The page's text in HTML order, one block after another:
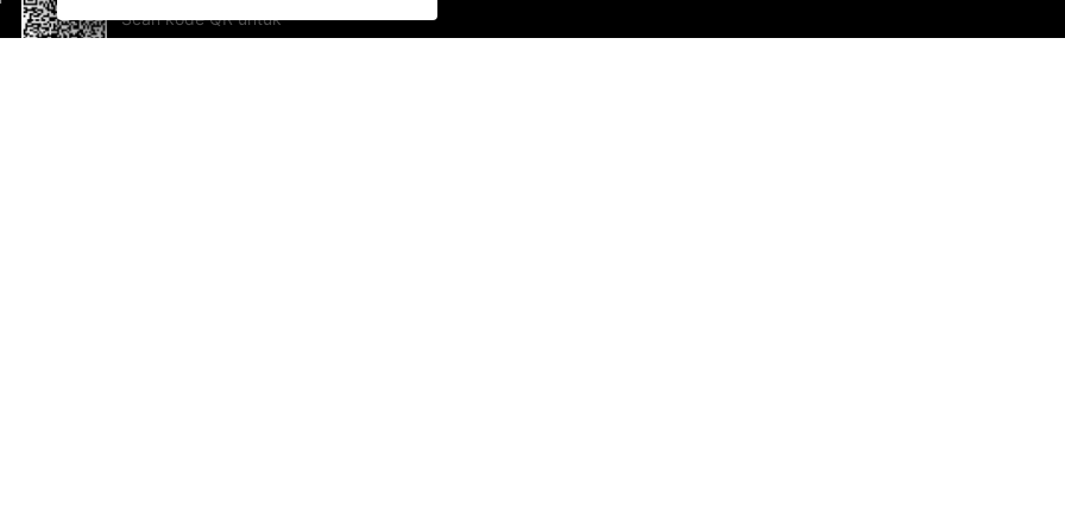
Scan kode QR untuk
mengunduh sekarang!